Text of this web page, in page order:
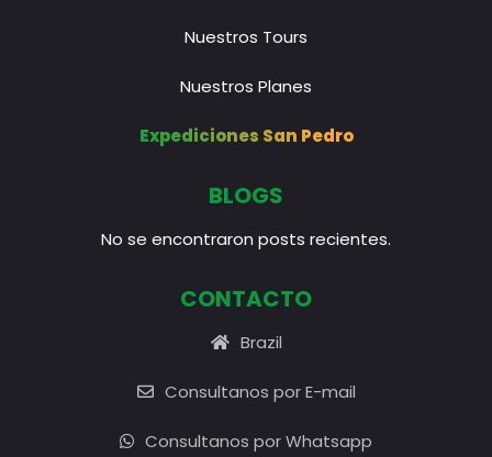
Nuestros Tours
Nuestros Planes
Expediciones San Pedro
BLOGS
No se encontraron posts recientes.
CONTACTO
Brazil
Consultanos por E-mail
Consultanos por Whatsapp